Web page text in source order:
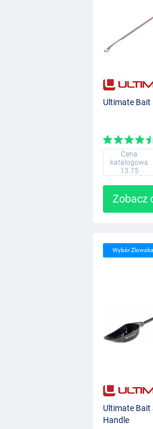
Ultimate Bait
Cena
katalogowa
13.75
Zobacz
Wybór
Ultimate Bait
Handle